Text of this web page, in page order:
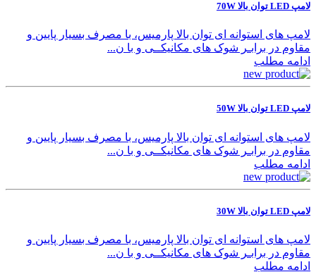
لامپ LED توان بالا 70W
لامپ های استوانه ای توان بالا پارمیس، با مصرف بسیار پایین و
مقاوم در برابـر شوک های مکانیکــی و با ن...
ادامه مطلب
لامپ LED توان بالا 50W
لامپ های استوانه ای توان بالا پارمیس، با مصرف بسیار پایین و
مقاوم در برابـر شوک های مکانیکــی و با ن...
ادامه مطلب
لامپ LED توان بالا 30W
لامپ های استوانه ای توان بالا پارمیس، با مصرف بسیار پایین و
مقاوم در برابـر شوک های مکانیکــی و با ن...
ادامه مطلب